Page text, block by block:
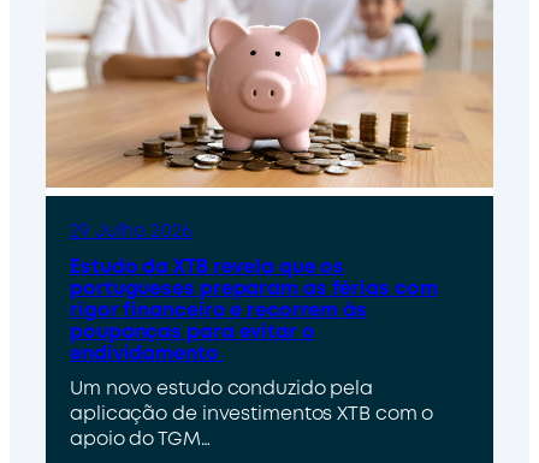
29 Julho 2026
Estudo da XTB revela que os
portugueses preparam as férias com
rigor financeiro e recorrem às
poupanças para evitar o
endividamento
Um novo estudo conduzido pela
aplicação de investimentos XTB com o
apoio do TGM…